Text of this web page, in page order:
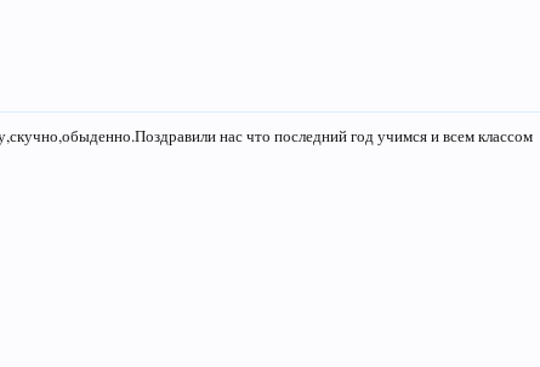
нас что последний год учимся и всем классом